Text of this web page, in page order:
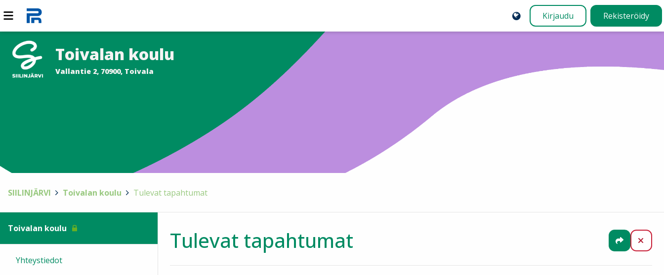
Kirjaudu Rekisteröidy
Toivalan koulu
Vallantie 2, 70900, Toivala
SIILINJÄRVI Toivalan koulu Tulevat tapahtumat
Tulevat tapahtumat Jaa
Toivalan koulu
Yhteystiedot